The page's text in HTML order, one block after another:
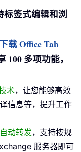
标签式编辑和浏
下载 Office Tab
100 多项功能，
术，让您能够高效
信息等，提升工作
自动转发，支持按规
服务器即可